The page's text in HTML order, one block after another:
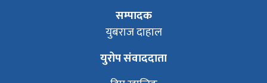
सम्पादक
युबराज दाहाल
युरोप संवाददाता